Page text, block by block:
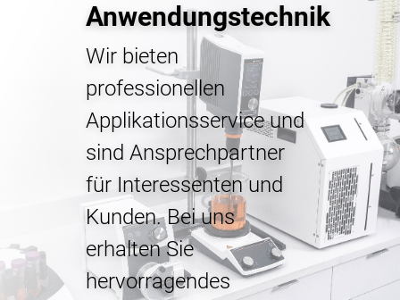
Anwendungstechnik
Wir bieten
professionellen
Applikationsservice und
sind Ansprechpartner
für Interessenten und
Kunden. Bei uns
erhalten Sie
hervorragendes